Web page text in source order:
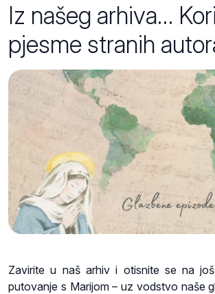
Iz našeg arhiva…
pjesme stranih
Zavirite u naš arhiv i otisnite se na
putovanje s Marijom – uz vodstvo naše